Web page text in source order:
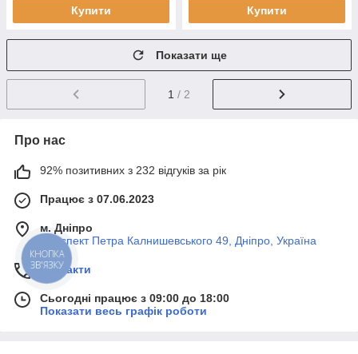
Купити Купити
Показати ще
1 / 2
Про нас
92% позитивних з 232 відгуків за рік
Працює з 07.06.2023
м. Дніпро
Проспект Петра Калнишевського 49, Дніпро, Україна
Контакти
Сьогодні працює з 09:00 до 18:00
Показати весь графік роботи
КНОПКА
ЗВ'ЯЗКУ